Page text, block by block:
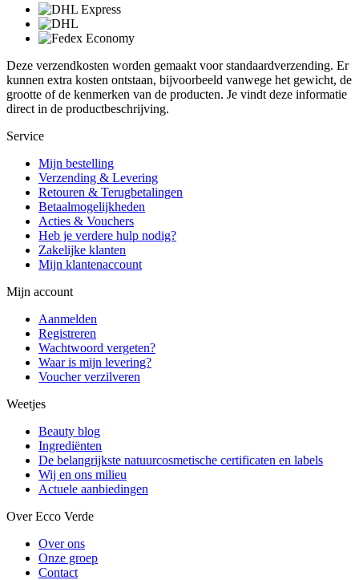
Deze verzendkosten worden gemaakt voor standaardverzending. Er
kunnen extra kosten ontstaan, bijvoorbeeld vanwege het gewicht, de
grootte of de kenmerken van de producten. Je vindt deze informatie
direct in de productbeschrijving.
Service
Mijn bestelling
Verzending & Levering
Retouren & Terugbetalingen
Betaalmogelijkheden
Acties & Vouchers
Heb je verdere hulp nodig?
Zakelijke klanten
Mijn klantenaccount
Mijn account
Aanmelden
Registreren
Wachtwoord vergeten?
Waar is mijn levering?
Voucher verzilveren
Weetjes
Beauty blog
Ingrediënten
De belangrijkste natuurcosmetische certificaten en labels
Wij en ons milieu
Actuele aanbiedingen
Over Ecco Verde
Over ons
Onze groep
Contact